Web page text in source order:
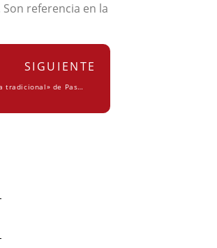
referencia en la
SIGUIENTE
Se publica «Justicia sin jueces, métodos alternativos a la justicia tradicional» de Pascual Ortuño